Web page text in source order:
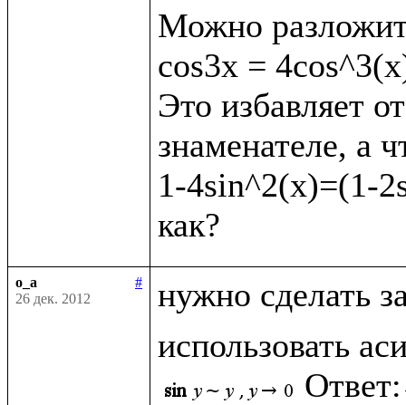
Можно
cos3x =
Это избавляет
знаменателе, а
1-4sin^2(x)=(1-
o_a
#
26 дек. 2012
нужно сделать
использовать
Ответ: